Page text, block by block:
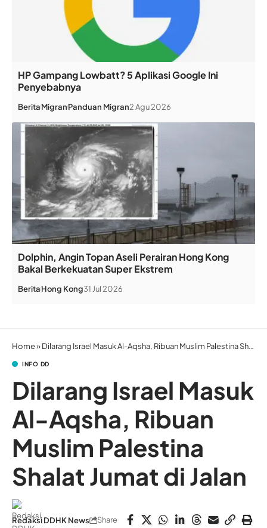
HP Gampang Lowbatt? 5 Aplikasi Google Ini
Penyebabnya
BeritaMigranPanduan Migran2 Agu 2026
Dolphin, Angin Topan Aseli Perairan Hong Kong
Bakal Berkekuatan Super Ekstrem
BeritaHong Kong31 Jul 2026
Home»Dilarang Israel Masuk Al-Aqsha, Ribuan Muslim Palestina Shalat Jumat di Jalan
INFO DD
Dilarang Israel Masuk
Al-Aqsha, Ribuan
Muslim Palestina
Shalat Jumat di Jalan
Redaksi DDHK News
Share